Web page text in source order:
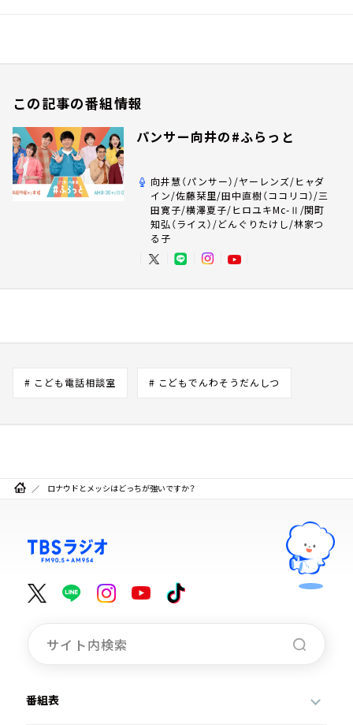
この記事の番組情報
パンサー向井の#ふらっと
向井慧（パンサー）/ヤーレンズ/ヒャダ
イン/佐藤栞里/田中直樹（ココリコ）/三
田寛子/横澤夏子/ヒロユキMc-Ⅱ/関町
知弘（ライス）/どんぐりたけし/林家つ
る子
# こども電話相談室 # こどもでんわそうだんしつ
ロナウドとメッシはどっちが強いですか？
番組表